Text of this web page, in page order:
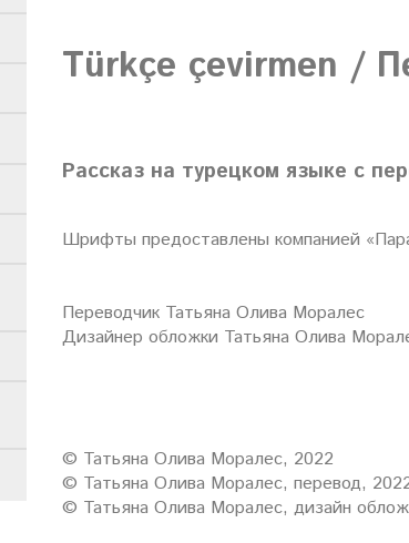
Türkçe çevirmen /
Рассказ на турецком языке с
Шрифты предоставлены компанией
Переводчик Татьяна Олива Моралес
Дизайнер обложки Татьяна Олива
© Татьяна Олива Моралес, 2022
© Татьяна Олива Моралес, перевод,
© Татьяна Олива Моралес, дизайн